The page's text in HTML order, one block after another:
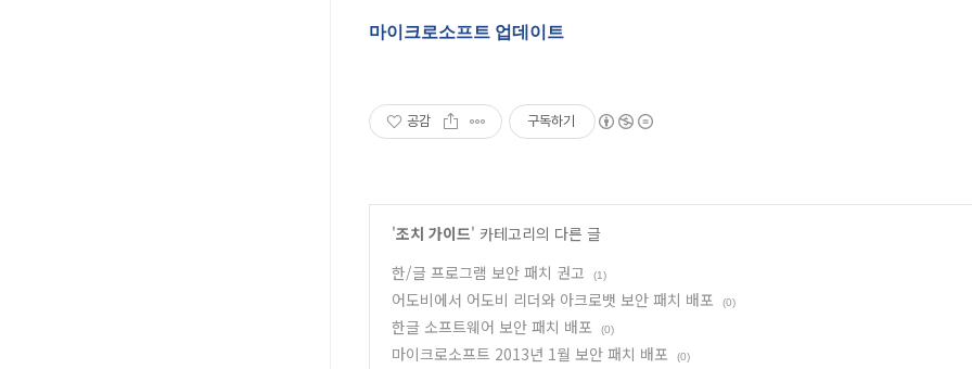
마이크로소프트 업데이트
공감 구독하기
'조치 가이드' 카테고리의 다른 글
한/글 프로그램 보안 패치 권고
(1)
어도비에서 어도비 리더와 아크로뱃 보안 패치 배포 (0)
한글 소프트웨어 보안 패치 배포 (0)
마이크로소프트 2013년 1월 보안 패치 배포 (0)